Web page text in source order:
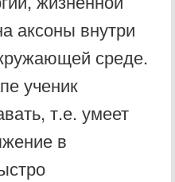
аксоны внутри
среде.
ученик
т.е. умеет
в